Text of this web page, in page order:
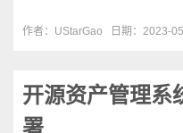
作者：UStarGao 日期：2023-
开源资产管理系
署